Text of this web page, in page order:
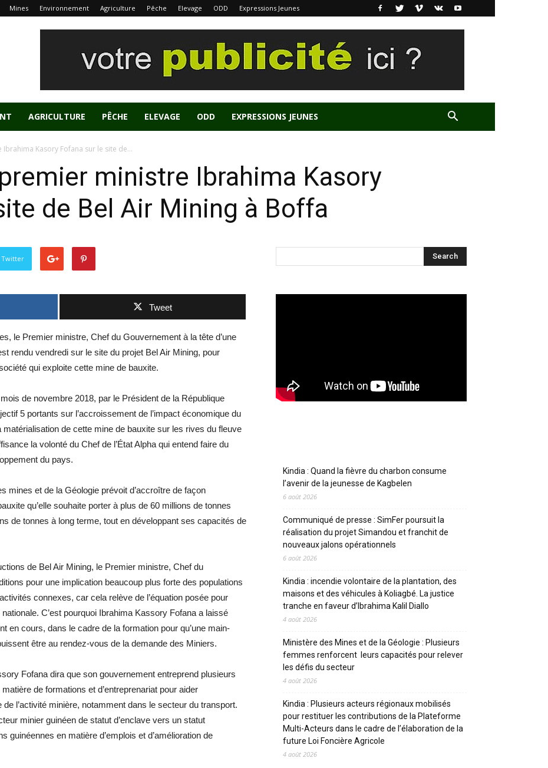
Mines Environnement Agriculture Pêche Elevage ODD Expressions Jeunes
AGRICULTURE PÊCHE ELEVAGE ODD EXPRESSIONS JEUNES
Kasory Fofana sur le site de...
ministre Ibrahima Kasory
de Bel Air Mining à Boffa
Twitter
Tweet
le Premier ministre, Chef du Gouvernement à la tête d’une
rendu vendredi sur le site du projet Bel Air Mining, pour
qui exploite cette mine de bauxite.
de novembre 2018, par le Président de la République
5 portants sur l’accroissement de l’impact économique du
de cette mine de bauxite sur les rives du fleuve
la volonté du Chef de l’État Alpha qui entend faire du
du pays.
mines et de la Géologie prévoit d’accroître de façon
qu’elle souhaite porter à plus de 60 millions de tonnes
de tonnes à long terme, tout en développant ses capacités de
de Bel Air Mining, le Premier ministre, Chef du
pour une implication beaucoup plus forte des populations
connexes, car cela relève de l’équation posée pour
C’est pourquoi Ibrahima Kassory Fofana a laissé
en cours, dans le cadre de la formation pour qu’une main-
être au rendez-vous de la demande des Miniers.
Fofana dira que son gouvernement entreprend plusieurs
de formations et d’entreprenariat pour aider
l’activité minière, notamment dans le secteur du transport.
minier guinéen de statut d’enclave vers un statut
guinéennes en matière d’emplois et d’amélioration de
Kindia : Quand la fièvre du charbon consume
l’avenir de la jeunesse de Kagbelen
6 août 2026
Communiqué de presse : SimFer poursuit la
réalisation du projet Simandou et franchit de
nouveaux jalons opérationnels
6 août 2026
Kindia : incendie volontaire de la plantation, des
maisons et des véhicules à Koliagbé. La justice
tranche en faveur d’Ibrahima Kalil Diallo
4 août 2026
Ministère des Mines et de la Géologie : Plusieurs
femmes renforcent leurs capacités pour relever
les défis du secteur
4 août 2026
Kindia : Plusieurs acteurs régionaux mobilisés
pour restituer les contributions de la Plateforme
Multi-Acteurs dans le cadre de l’élaboration de la
future Loi Foncière Agricole
4 août 2026